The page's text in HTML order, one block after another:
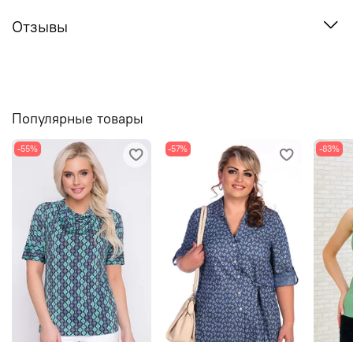
Отзывы
Популярные товары
-55% -57% -83%